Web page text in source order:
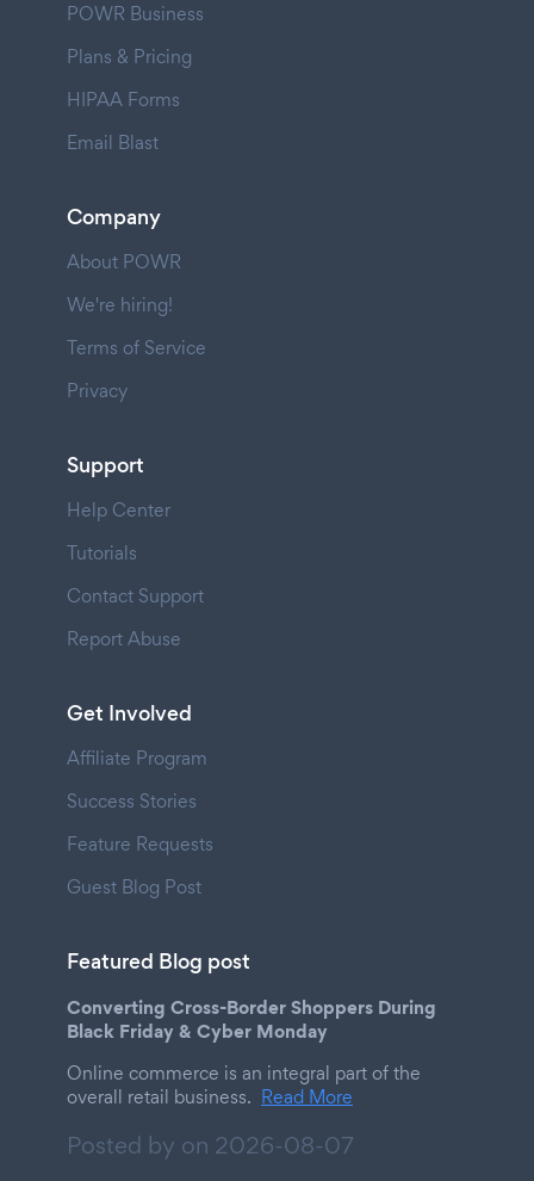
POWR Business
Plans & Pricing
HIPAA Forms
Email Blast
Company
About POWR
We're hiring!
Terms of Service
Privacy
Support
Help Center
Tutorials
Contact Support
Report Abuse
Get Involved
Affiliate Program
Success Stories
Feature Requests
Guest Blog Post
Featured Blog post
Converting Cross-Border Shoppers During
Black Friday & Cyber Monday
Online commerce is an integral part of the
overall retail business. Read More
Posted by on 2026-08-07